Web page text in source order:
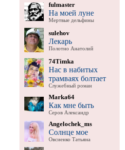
fulmaster
На моей луне
Мертвые дельфины
sulehov
Лекарь
Полотно Анатолий
74Timka
Нас в набитых
трамваях болтает
Служебный роман
Marka64
Как мне быть
Серов Александр
Angelochek_ms
Солнце мое
Овсиенко Татьяна